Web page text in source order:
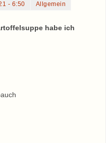
- 6:50 Allgemein
habe ich